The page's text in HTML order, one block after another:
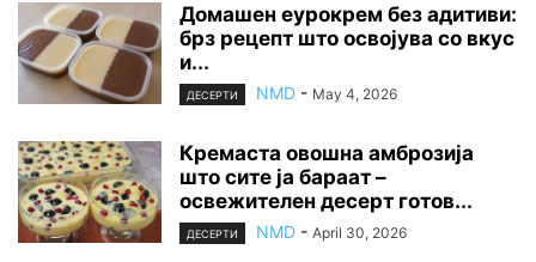
Домашен еурокрем без адитиви:
брз рецепт што освојува со вкус
и...
ДЕСЕРТИ NMD - May 4, 2026
Кремаста овошна амброзија
што сите ја бараат –
освежителен десерт готов...
ДЕСЕРТИ NMD - April 30, 2026